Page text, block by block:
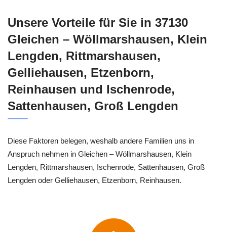
Unsere Vorteile für Sie in 37130
Gleichen – Wöllmarshausen, Klein
Lengden, Rittmarshausen,
Gelliehausen, Etzenborn,
Reinhausen und Ischenrode,
Sattenhausen, Groß Lengden
Diese Faktoren belegen, weshalb andere Familien uns in
Anspruch nehmen in Gleichen – Wöllmarshausen, Klein
Lengden, Rittmarshausen, Ischenrode, Sattenhausen, Groß
Lengden oder Gelliehausen, Etzenborn, Reinhausen.